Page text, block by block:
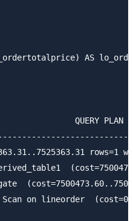
AS
QUERY PLAN
rows=1
on lineorder